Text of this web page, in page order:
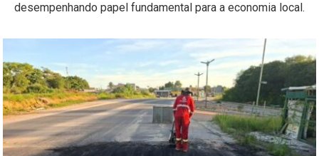
desempenhando papel fundamental para a economia local.